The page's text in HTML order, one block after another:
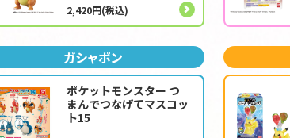
2,420円(税込)
ガシャポン
ポケットモンスター つ
まんでつなげてマスコッ
ト15